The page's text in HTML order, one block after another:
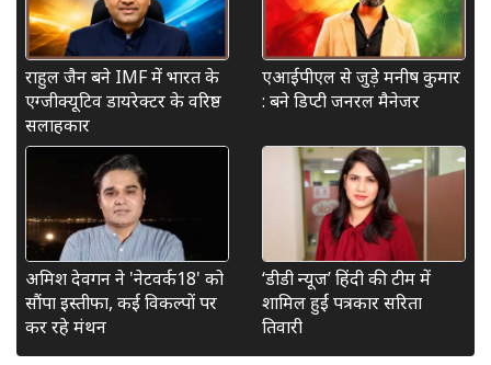
राहुल जैन बने IMF में भारत के
एग्जीक्यूटिव डायरेक्टर के वरिष्ठ
सलाहकार
एआईपीएल से जुड़े मनीष कुमार
: बने डिप्टी जनरल मैनेजर
अमिश देवगन ने 'नेटवर्क18' को
सौंपा इस्तीफा, कई विकल्पों पर
कर रहे मंथन
‘डीडी न्यूज’ हिंदी की टीम में
शामिल हुईं पत्रकार सरिता
तिवारी